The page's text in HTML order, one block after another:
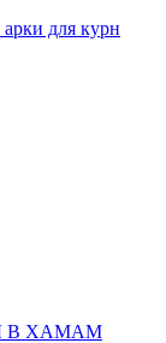
для курн
В ХАМАМ